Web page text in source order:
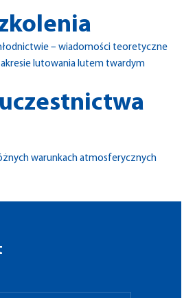
– wiadomości teoretyczne
lutowania lutem twardym
warunkach atmosferycznych